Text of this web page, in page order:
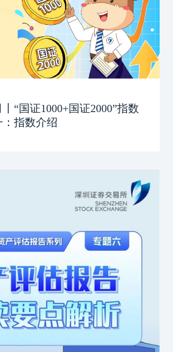
“国证1000+国证2000”指数
指数介绍